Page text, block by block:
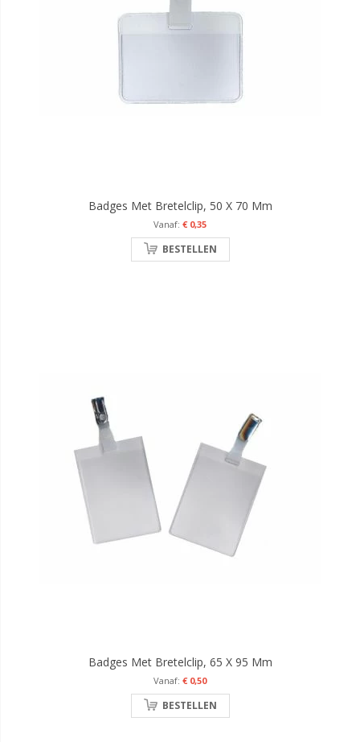
Badges Met Bretelclip, 50 X 70 Mm
€ 0,35
BESTELLEN
Badges Met Bretelclip, 65 X 95 Mm
€ 0,50
BESTELLEN